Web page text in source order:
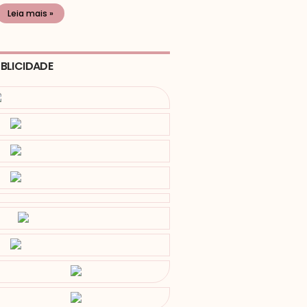
Leia mais »